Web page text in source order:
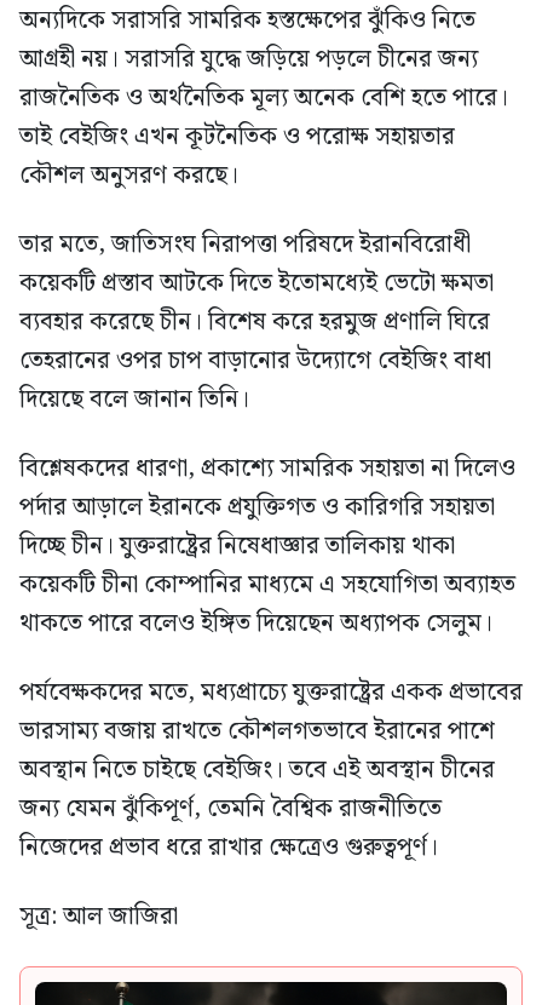
অন্যদিকে সরাসরি সামরিক হস্তক্ষেপের ঝুঁকিও নিতে
আগ্রহী নয়। সরাসরি যুদ্ধে জড়িয়ে পড়লে চীনের জন্য
রাজনৈতিক ও অর্থনৈতিক মূল্য অনেক বেশি হতে পারে।
তাই বেইজিং এখন কূটনৈতিক ও পরোক্ষ সহায়তার
কৌশল অনুসরণ করছে।
তার মতে, জাতিসংঘ নিরাপত্তা পরিষদে ইরানবিরোধী
কয়েকটি প্রস্তাব আটকে দিতে ইতোমধ্যেই ভেটো ক্ষমতা
ব্যবহার করেছে চীন। বিশেষ করে হরমুজ প্রণালি ঘিরে
তেহরানের ওপর চাপ বাড়ানোর উদ্যোগে বেইজিং বাধা
দিয়েছে বলে জানান তিনি।
বিশ্লেষকদের ধারণা, প্রকাশ্যে সামরিক সহায়তা না দিলেও
পর্দার আড়ালে ইরানকে প্রযুক্তিগত ও কারিগরি সহায়তা
দিচ্ছে চীন। যুক্তরাষ্ট্রের নিষেধাজ্ঞার তালিকায় থাকা
কয়েকটি চীনা কোম্পানির মাধ্যমে এ সহযোগিতা অব্যাহত
থাকতে পারে বলেও ইঙ্গিত দিয়েছেন অধ্যাপক সেলুম।
পর্যবেক্ষকদের মতে, মধ্যপ্রাচ্যে যুক্তরাষ্ট্রের একক প্রভাবের
ভারসাম্য বজায় রাখতে কৌশলগতভাবে ইরানের পাশে
অবস্থান নিতে চাইছে বেইজিং। তবে এই অবস্থান চীনের
জন্য যেমন ঝুঁকিপূর্ণ, তেমনি বৈশ্বিক রাজনীতিতে
নিজেদের প্রভাব ধরে রাখার ক্ষেত্রেও গুরুত্বপূর্ণ।
সূত্র: আল জাজিরা